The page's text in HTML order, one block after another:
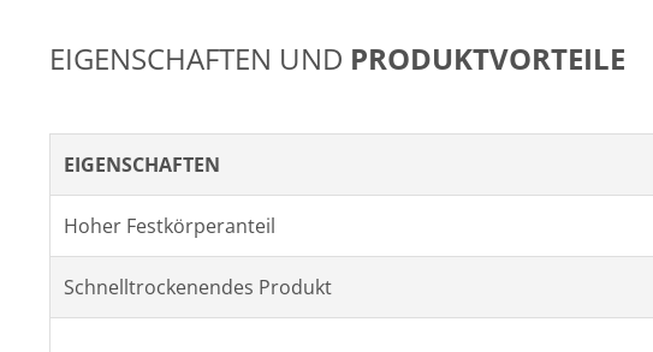
EIGENSCHAFTEN UND PRODUKTVORTEILE
EIGENSCHAFTEN
Hoher Festkörperanteil
Schnelltrockenendes Produkt